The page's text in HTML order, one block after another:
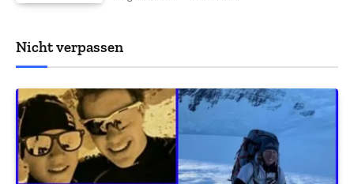
Nicht verpassen